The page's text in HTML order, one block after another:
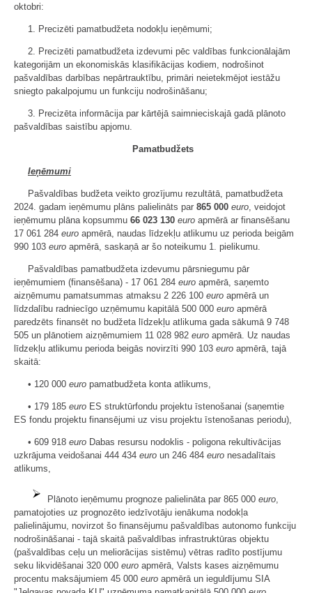
oktobri:
1. Precizēti pamatbudžeta nodokļu ieņēmumi;
2. Precizēti pamatbudžeta izdevumi pēc valdības funkcionālajām
kategorijām un ekonomiskās klasifikācijas kodiem, nodrošinot
pašvaldības darbības nepārtrauktību, primāri neietekmējot iestāžu
sniegto pakalpojumu un funkciju nodrošināšanu;
3. Precizēta informācija par kārtējā saimnieciskajā gadā plānoto
pašvaldības saistību apjomu.
Pamatbudžets
Ieņēmumi
Pašvaldības budžeta veikto grozījumu rezultātā, pamatbudžeta
2024. gadam ieņēmumu plāns palielināts par 865 000 euro , veidojot
ieņēmumu plāna kopsummu 66 023 130 euro apmērā ar finansēšanu
17 061 284 euro apmērā, naudas līdzekļu atlikumu uz perioda beigām
990 103 euro apmērā, saskaņā ar šo noteikumu 1. pielikumu.
Pašvaldības pamatbudžeta izdevumu pārsniegumu pār
ieņēmumiem (finansēšana) - 17 061 284 euro apmērā, saņemto
aizņēmumu pamatsummas atmaksu 2 226 100 euro apmērā un
līdzdalību radniecīgo uzņēmumu kapitālā 500 000 euro apmērā
paredzēts finansēt no budžeta līdzekļu atlikuma gada sākumā 9 748
505 un plānotiem aizņēmumiem 11 028 982 euro apmērā. Uz naudas
līdzekļu atlikumu perioda beigās novirzīti 990 103 euro apmērā, tajā
skaitā:
• 120 000 euro pamatbudžeta konta atlikums,
• 179 185 euro ES struktūrfondu projektu īstenošanai (saņemtie
ES fondu projektu finansējumi uz visu projektu īstenošanas periodu),
• 609 918 euro Dabas resursu nodoklis - poligona rekultivācijas
uzkrājuma veidošanai 444 434 euro un 246 484 euro nesadalītais
atlikums,
Plānoto ieņēmumu prognoze palielināta par 865 000euro,
pamatojoties uz prognozēto iedzīvotāju ienākuma nodokļa
palielinājumu, novirzot šo finansējumu pašvaldības autonomo funkciju
nodrošināšanai - tajā skaitā pašvaldības infrastruktūras objektu
(pašvaldības ceļu un meliorācijas sistēmu) vētras radīto postījumu
seku likvidēšanai 320 000 euro apmērā, Valsts kases aizņēmumu
procentu maksājumiem 45 000 euro apmērā un ieguldījumu SIA